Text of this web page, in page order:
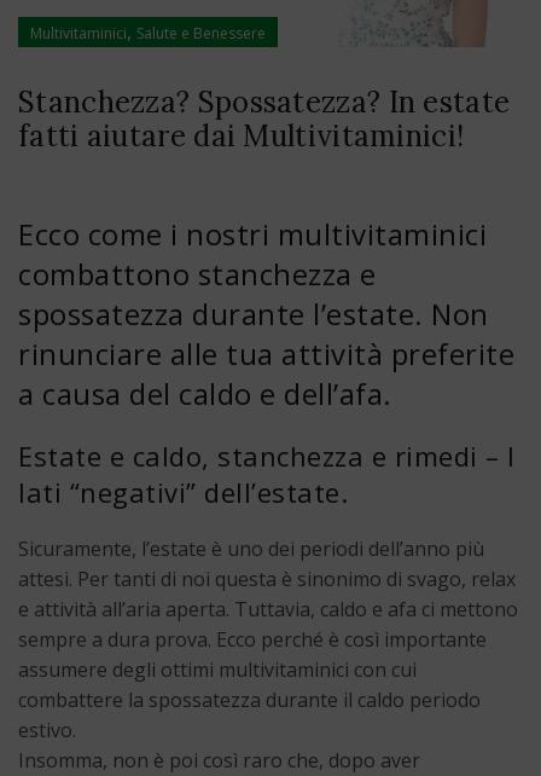
Multivitaminici, Salute e Benessere
Stanchezza? Spossatezza? In estate
fatti aiutare dai Multivitaminici!
Ecco come i nostri multivitaminici
combattono stanchezza e
spossatezza durante l’estate. Non
rinunciare alle tua attività preferite
a causa del caldo e dell’afa.
Estate e caldo, stanchezza e rimedi – I
lati “negativi” dell’estate.
Sicuramente, l’estate è uno dei periodi dell’anno più
attesi. Per tanti di noi questa è sinonimo di svago, relax
e attività all’aria aperta. Tuttavia, caldo e afa ci mettono
sempre a dura prova. Ecco perché è così importante
assumere degli ottimi multivitaminici con cui
combattere la spossatezza durante il caldo periodo
estivo.
Insomma, non è poi così raro che, dopo aver